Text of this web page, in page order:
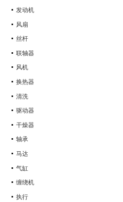
发动机
风扇
丝杆
联轴器
风机
换热器
清洗
驱动器
干燥器
轴承
马达
气缸
缠绕机
执行